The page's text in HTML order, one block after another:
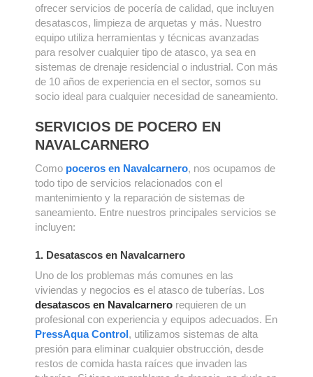
ofrecer servicios de pocería de calidad, que incluyen
desatascos, limpieza de arquetas y más. Nuestro
equipo utiliza herramientas y técnicas avanzadas
para resolver cualquier tipo de atasco, ya sea en
sistemas de drenaje residencial o industrial. Con más
de 10 años de experiencia en el sector, somos su
socio ideal para cualquier necesidad de saneamiento.
SERVICIOS DE POCERO EN
NAVALCARNERO
Como poceros en Navalcarnero, nos ocupamos de
todo tipo de servicios relacionados con el
mantenimiento y la reparación de sistemas de
saneamiento. Entre nuestros principales servicios se
incluyen:
1. Desatascos en Navalcarnero
Uno de los problemas más comunes en las
viviendas y negocios es el atasco de tuberías. Los
desatascos en Navalcarnero requieren de un
profesional con experiencia y equipos adecuados. En
PressAqua Control, utilizamos sistemas de alta
presión para eliminar cualquier obstrucción, desde
restos de comida hasta raíces que invaden las